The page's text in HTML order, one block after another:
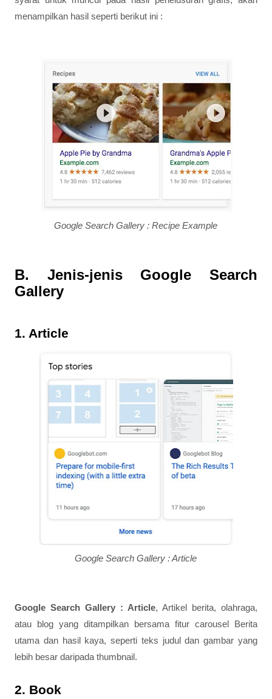
menampilkan hasil seperti berikut ini :
Google Search Gallery : Recipe Example
B. Jenis-jenis Google Search
Gallery
1. Article
Google Search Gallery : Article
Google Search Gallery : Article, Artikel berita, olahraga,
atau blog yang ditampilkan bersama fitur carousel Berita
utama dan hasil kaya, seperti teks judul dan gambar yang
lebih besar daripada thumbnail.
2. Book